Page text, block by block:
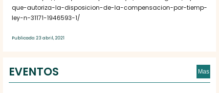
que-autoriza-la-disposicion-de-la-compensacion-por-tiemp-
ley-n-31171-1946593-1/
Publicado: 23 abril, 2021
EVENTOS Mas